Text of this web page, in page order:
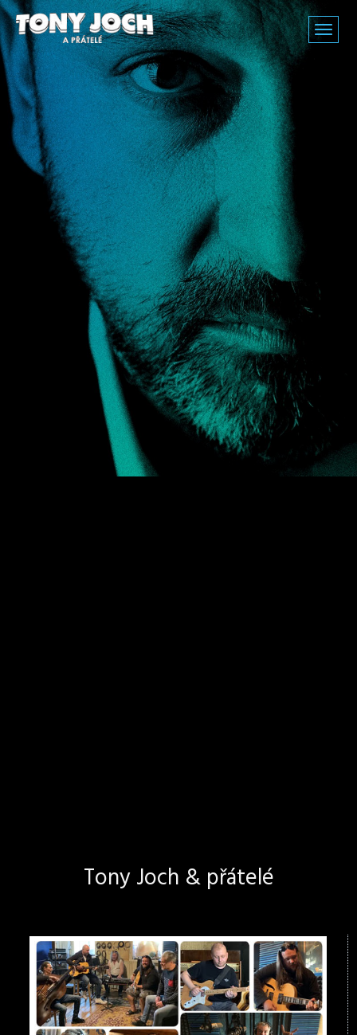
Tony Joch & přátelé